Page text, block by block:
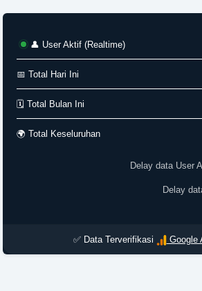
👤 User Aktif (Realtime)
📅 Total Hari Ini
🗓️ Total Bulan Ini
🌍 Total Keseluruhan
Delay data User
Delay
✅ Data Terverifikasi Google